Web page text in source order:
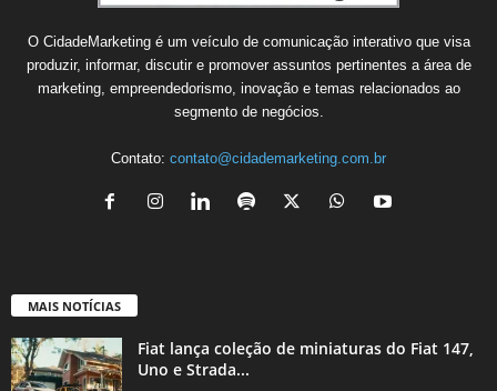
O CidadeMarketing é um veículo de comunicação interativo que visa
produzir, informar, discutir e promover assuntos pertinentes a área de
marketing, empreendedorismo, inovação e temas relacionados ao
segmento de negócios.
Contato: contato@cidademarketing.com.br
MAIS NOTÍCIAS
Fiat lança coleção de miniaturas do Fiat 147,
Uno e Strada...